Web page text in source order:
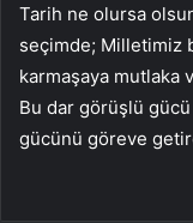
Tarih ne olursa
seçimde; Milletimiz
karmaşaya mutlaka
Bu dar görüşlü
gücünü göreve